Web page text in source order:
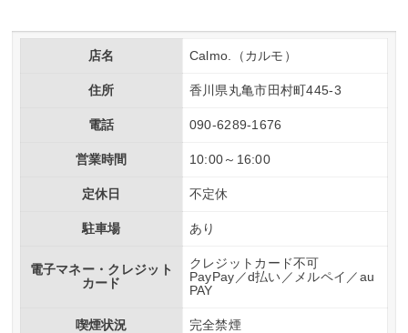
店名 Calmo.（カルモ）
住所 香川県丸亀市田村町445-3
電話 090-6289-1676
営業時間 10:00～16:00
定休日 不定休
駐車場 あり
電子マネー・クレジット
カード
クレジットカード不可
PayPay／d払い／メルペイ／au
PAY
喫煙状況 完全禁煙